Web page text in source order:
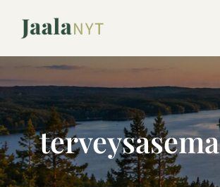
sisältöön
terveysasema